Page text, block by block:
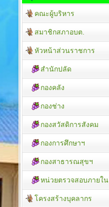
คณะผู้บริหาร
สมาชิกสภาอบต.
หัวหน้าส่วนราชการ
สำนักปลัด
กองคลัง
กองช่าง
กองสวัสดิการสังคม
กองการศึกษาฯ
กองสาธารณสุขฯ
หน่วยตรวจสอบภายใน
โครงสร้างบุคลากร